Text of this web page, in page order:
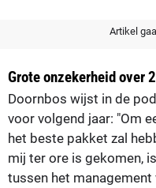
Artikel
Grote onzekerheid over
Doornbos wijst in de
voor volgend jaar: "Om
het beste pakket zal
mij ter ore is gekomen,
tussen het